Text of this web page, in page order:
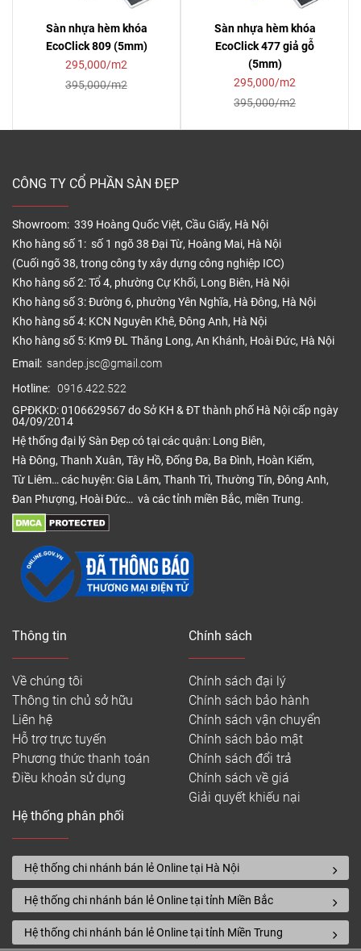
Sàn nhựa hèm khóa
EcoClick 809 (5mm)
295,000/m2
395,000/m2
Sàn nhựa hèm khóa
EcoClick 477 giả gỗ
(5mm)
295,000/m2
395,000/m2
CÔNG TY CỔ PHẦN SÀN ĐẸP
Showroom: 339 Hoàng Quốc Việt, Cầu Giấy, Hà Nội
Kho hàng số 1: số 1 ngõ 38 Đại Từ, Hoàng Mai, Hà Nội
(Cuối ngõ 38, trong công ty xây dựng công nghiệp ICC)
Kho hàng số 2: Tổ 4, phường Cự Khối, Long Biên, Hà Nội
Kho hàng số 3: Đường 6, phường Yên Nghĩa, Hà Đông, Hà Nội
Kho hàng số 4: KCN Nguyên Khê, Đông Anh, Hà Nội
Kho hàng số 5: Km9 ĐL Thăng Long, An Khánh, Hoài Đức, Hà Nội
Email: sandep.jsc@gmail.com
Hotline: 0916.422.522
GPĐKKD: 0106629567 do Sở KH & ĐT thành phố Hà Nội cấp ngày
04/09/2014
Hệ thống đại lý Sàn Đẹp có tại các quận: Long Biên,
Hà Đông, Thanh Xuân, Tây Hồ, Đống Đa, Ba Đình, Hoàn Kiếm,
Từ Liêm… các huyện: Gia Lâm, Thanh Trì, Thường Tín, Đông Anh,
Đan Phượng, Hoài Đức… và các tỉnh miền Bắc, miền Trung.
Thông tin
Về chúng tôi
Thông tin chủ sở hữu
Liên hệ
Hỗ trợ trực tuyến
Phương thức thanh toán
Điều khoản sử dụng
Chính sách
Chính sách đại lý
Chính sách bảo hành
Chính sách vận chuyển
Chính sách bảo mật
Chính sách đổi trả
Chính sách về giá
Giải quyết khiếu nại
Hệ thống phân phối
Hệ thống chi nhánh bán lẻ Online tại Hà Nội
Hệ thống chi nhánh bán lẻ Online tại tỉnh Miền Bắc
Hệ thống chi nhánh bán lẻ Online tại tỉnh Miền Trung